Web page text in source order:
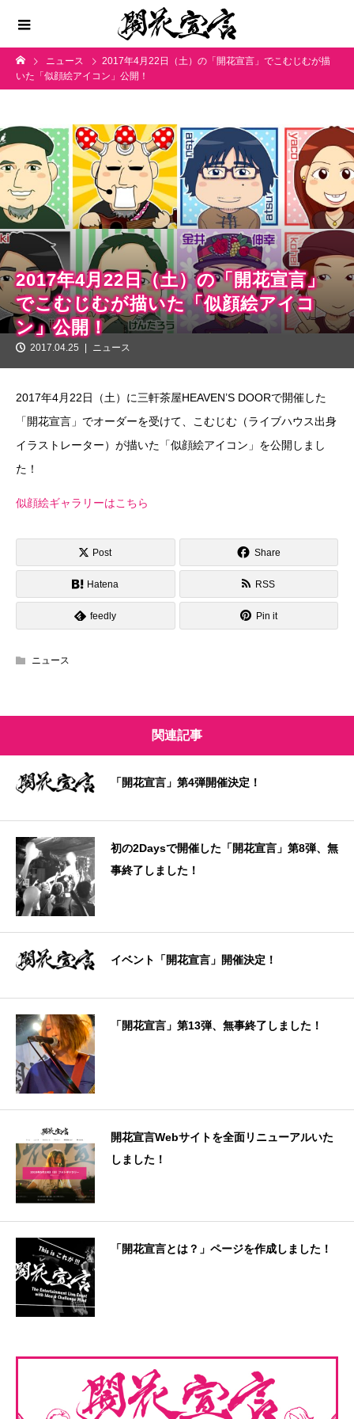
ニュース
2017年4月22日（土）の「開花宣言」でこむじむが描
いた「似顔絵アイコン」公開！
2017年4月22日（土）の「開花宣言」
でこむじむが描いた「似顔絵アイコ
ン」公開！
2017.04.25 ニュース
2017年4月22日（土）に三軒茶屋HEAVEN’S DOORで開催した
「開花宣言」でオーダーを受けて、こむじむ（ライブハウス出身
イラストレーター）が描いた「似顔絵アイコン」を公開しまし
た！
似顔絵ギャラリーはこちら
Post Share
Hatena RSS
feedly Pin it
ニュース
関連記事
「開花宣言」第4弾開催決定！
初の2Daysで開催した「開花宣言」第8弾、無
事終了しました！
イベント「開花宣言」開催決定！
「開花宣言」第13弾、無事終了しました！
開花宣言Webサイトを全面リニューアルいた
しました！
「開花宣言とは？」ページを作成しました！